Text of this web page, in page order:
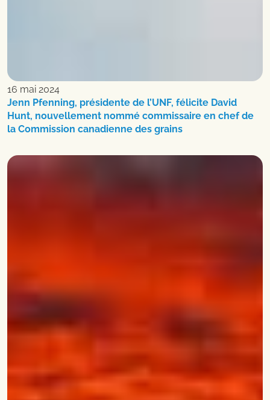
16 mai 2024
Jenn Pfenning, présidente de l’UNF, félicite David
Hunt, nouvellement nommé commissaire en chef de
la Commission canadienne des grains